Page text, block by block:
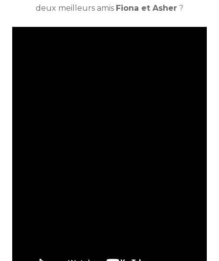
deux meilleurs amis Fiona et Asher ?